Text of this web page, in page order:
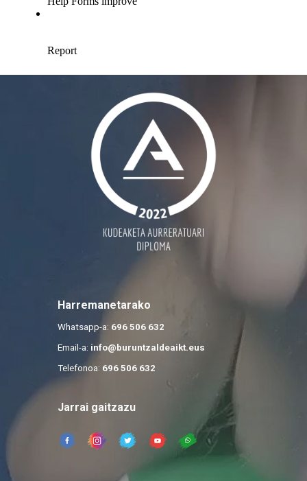
Harremanetarako
Whatsapp-a: 696 506 632
Email-a: info@buruntzaldeaikt.eus
Telefonoa: 696 506 632
Jarrai gaitzazu